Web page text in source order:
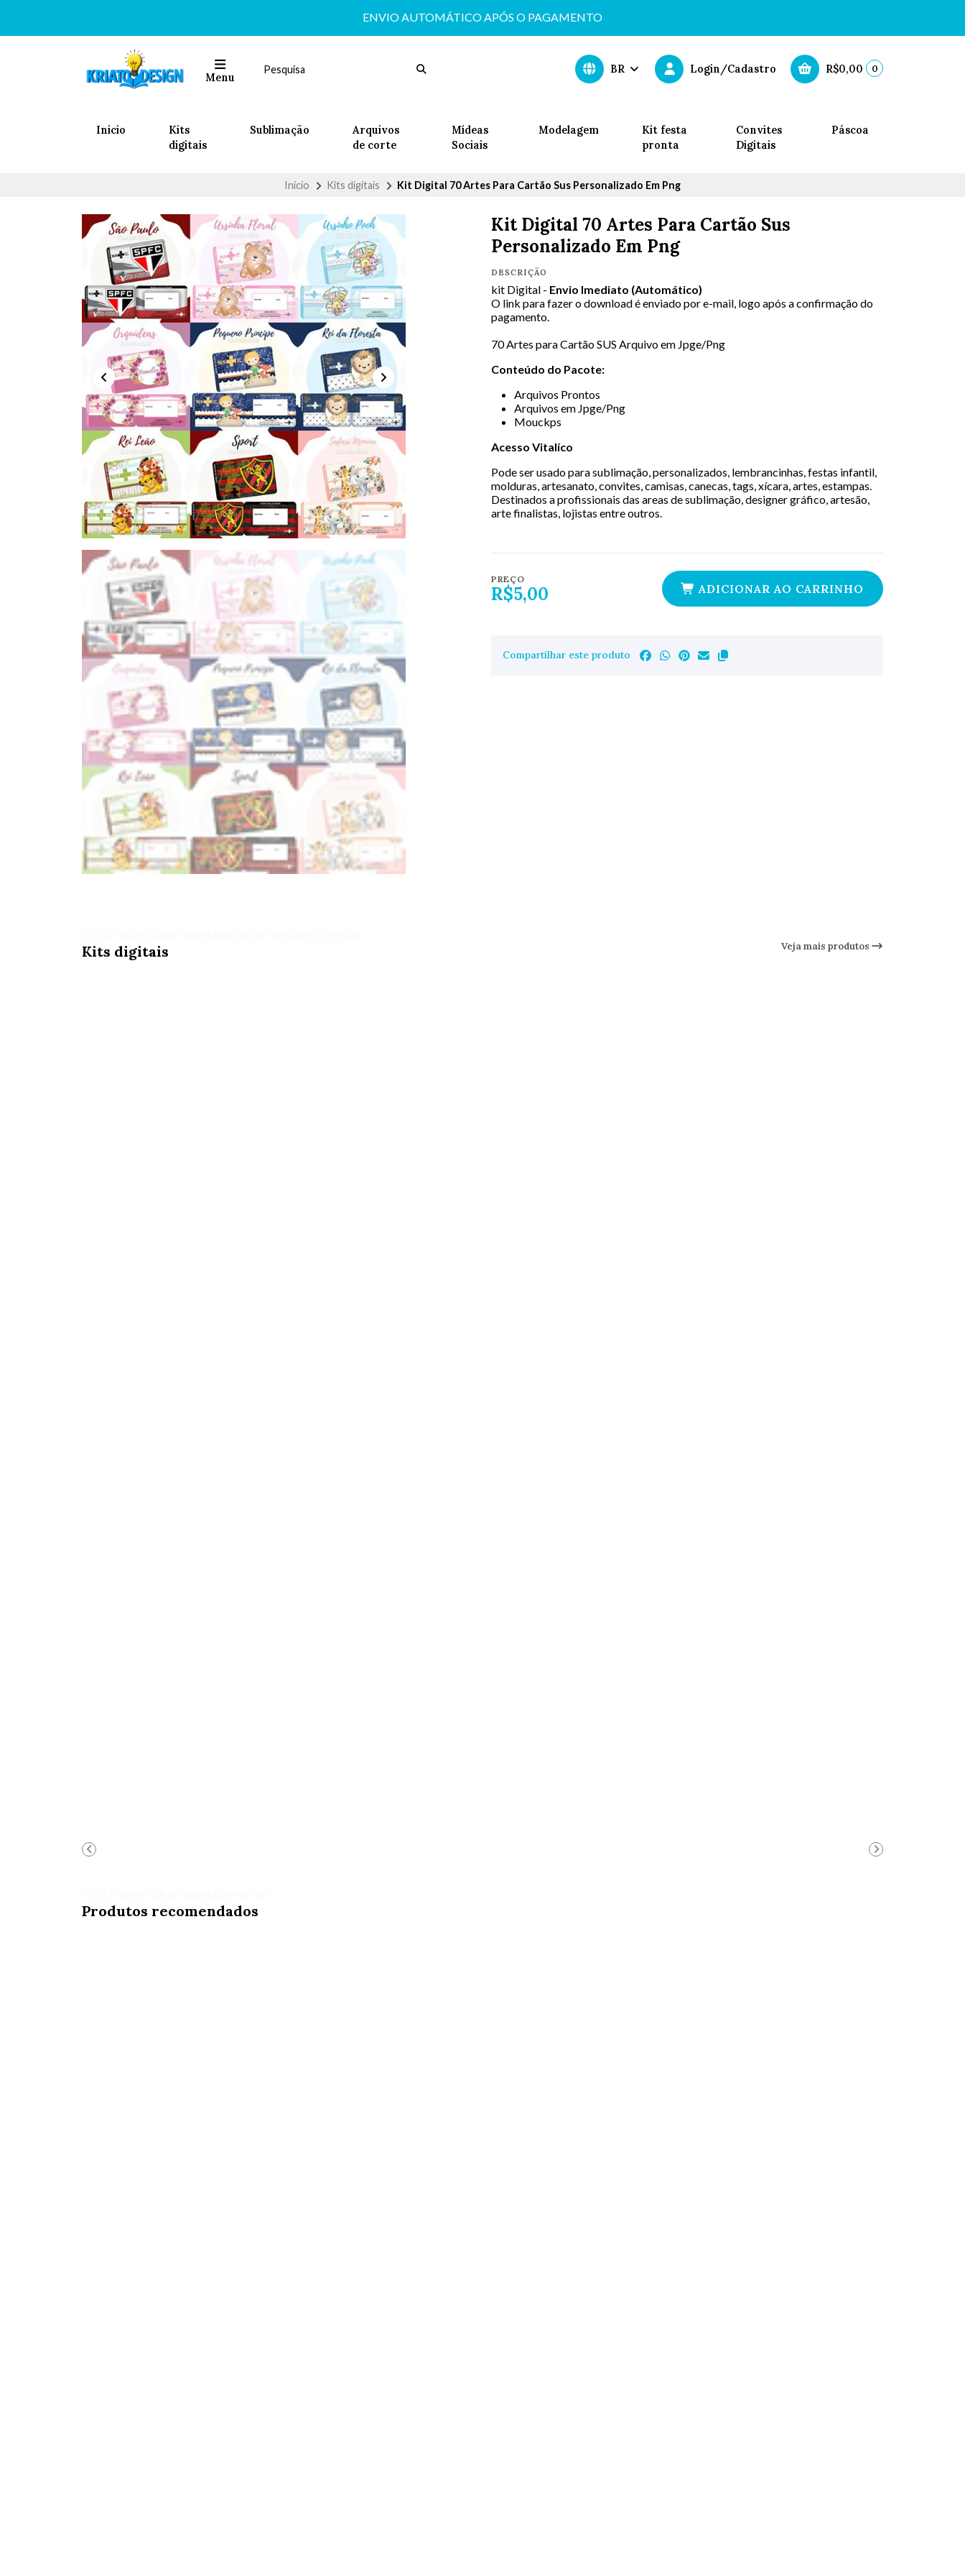
ENVIO AUTOMÁTICO APÓS O PAGAMENTO
Menu
BR Login/Cadastro R$0,00 0
Inicio
Kits
digitais
Sublimação
Arquivos
de corte
Mídeas
Sociais
Modelagem
Kit festa
pronta
Convites
Digitais
Páscoa
Início Kits digitais Kit Digital 70 Artes Para Cartão Sus Personalizado Em Png
Kit Digital 70 Artes Para Cartão Sus
Personalizado Em Png
DESCRIÇÃO
kit Digital - Envio Imediato (Automático)
O link para fazer o download é enviado por e-mail, logo após a confirmação do
pagamento.
70 Artes para Cartão SUS Arquivo em Jpge/Png
Conteúdo do Pacote:
Arquivos Prontos
Arquivos em Jpge/Png
Mouckps
Acesso Vitalíco
Pode ser usado para sublimação, personalizados, lembrancinhas, festas infantil,
molduras, artesanato, convites, camisas, canecas, tags, xícara, artes, estampas.
Destinados a profissionais das areas de sublimação, designer gráfico, artesão,
arte finalistas, lojistas entre outros.
PREÇO
R$5,00 ADICIONAR AO CARRINHO
Compartilhar este produto
Kits digitais Veja mais produtos
Produtos recomendados